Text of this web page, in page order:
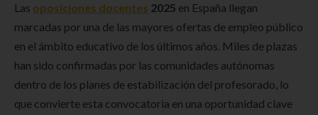
Las oposiciones docentes 2025 en España llegan
marcadas por una de las mayores ofertas de empleo público
en el ámbito educativo de los últimos años. Miles de plazas
han sido confirmadas por las comunidades autónomas
dentro de los planes de estabilización del profesorado, lo
que convierte esta convocatoria en una oportunidad clave